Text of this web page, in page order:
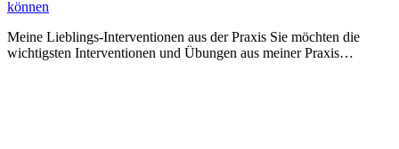
können
Meine Lieblings-Interventionen aus der Praxis Sie möchten die
wichtigsten Interventionen und Übungen aus meiner Praxis…